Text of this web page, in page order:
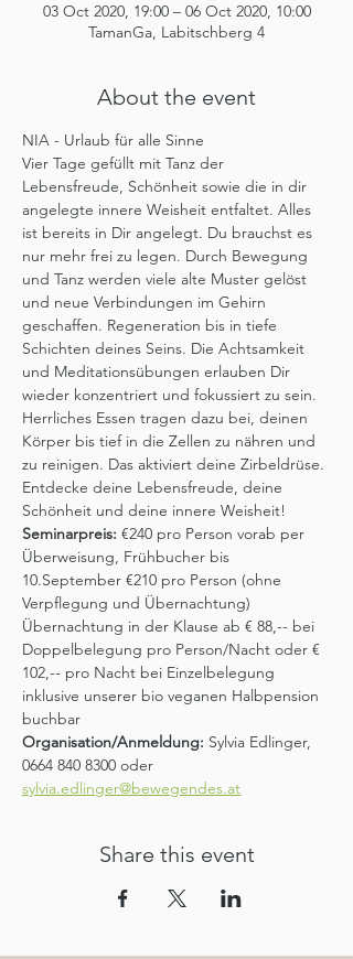
03 Oct 2020, 19:00 – 06 Oct 2020, 10:00
TamanGa, Labitschberg 4
About the event
NIA - Urlaub für alle Sinne
Vier Tage gefüllt mit Tanz der
Lebensfreude, Schönheit sowie die in dir
angelegte innere Weisheit entfaltet. Alles
ist bereits in Dir angelegt. Du brauchst es
nur mehr frei zu legen. Durch Bewegung
und Tanz werden viele alte Muster gelöst
und neue Verbindungen im Gehirn
geschaffen. Regeneration bis in tiefe
Schichten deines Seins. Die Achtsamkeit
und Meditationsübungen erlauben Dir
wieder konzentriert und fokussiert zu sein.
Herrliches Essen tragen dazu bei, deinen
Körper bis tief in die Zellen zu nähren und
zu reinigen. Das aktiviert deine Zirbeldrüse.
Entdecke deine Lebensfreude, deine
Schönheit und deine innere Weisheit!
Seminarpreis: €240 pro Person vorab per
Überweisung, Frühbucher bis
10.September €210 pro Person (ohne
Verpflegung und Übernachtung)
Übernachtung in der Klause ab € 88,-- bei
Doppelbelegung pro Person/Nacht oder €
102,-- pro Nacht bei Einzelbelegung
inklusive unserer bio veganen Halbpension
buchbar
Organisation/Anmeldung: Sylvia Edlinger,
0664 840 8300 oder
sylvia.edlinger@bewegendes.at
Share this event